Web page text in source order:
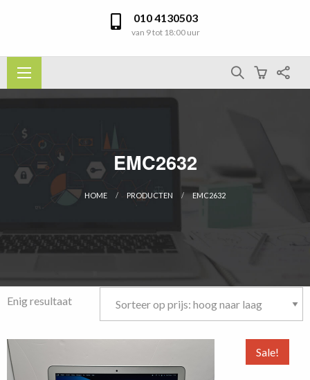
010 4130503
van 9 tot 18:00 uur
EMC2632
HOME PRODUCTEN CURRENT:
EMC2632
Enig resultaat
Sale!